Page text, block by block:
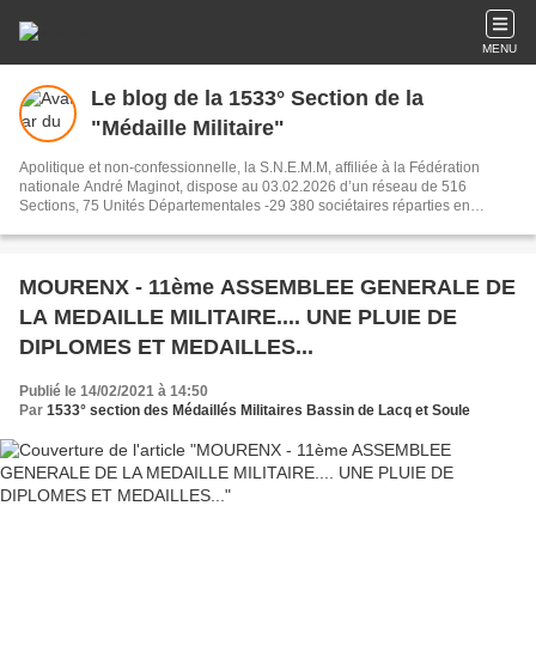
MENU
Le blog de la 1533° Section de la
"Médaille Militaire"
Apolitique et non-confessionnelle, la S.N.E.M.M, affiliée à la Fédération
nationale André Maginot, dispose au 03.02.2026 d’un réseau de 516
Sections, 75 Unités Départementales -29 380 sociétaires réparties en
créée). La médaille militaire est incontestablement la plus belle décoration
futur Napoléon III. Elle se mérite.. L'intérêt que porte nos lecteurs à cette
des visiteurs sur notre blog et de demandes d'informations. Nous les en
remercions .
MOURENX - 11ème ASSEMBLEE GENERALE DE
LA MEDAILLE MILITAIRE.... UNE PLUIE DE
DIPLOMES ET MEDAILLES...
Publié le 14/02/2021 à 14:50
Par 1533° section des Médaillés Militaires Bassin de Lacq et Soule